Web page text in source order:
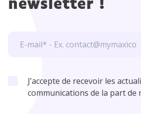
newsletter !
J’accepte de recevoir les
communications de la part de